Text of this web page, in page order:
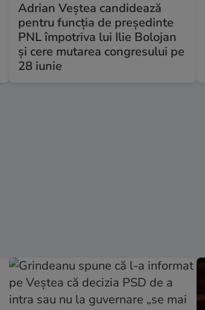
Adrian Veștea candidează
pentru funcția de președinte
PNL împotriva lui Ilie Bolojan
și cere mutarea congresului pe
28 iunie